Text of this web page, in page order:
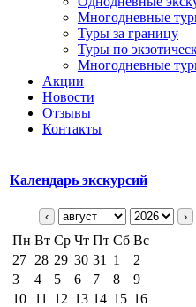
Многодневные
Туры за границу
Туры по
Многодневные
Акции
Новости
Отзывы
Контакты
Календарь экскурсий
‹ ›
Пн Вт Ср Чт Пт Сб Вс
27 28 29 30 31 1
2
3
4 5 6 7 8
9
10 11 12 13 14 15 16